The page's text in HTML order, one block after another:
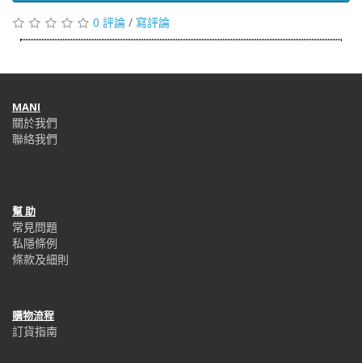
0 評論 / 寫評論
MANI
關於我們
聯絡我們
幫 助
常見問題
私隱條例
條款及細則
購物流程
訂貨指南